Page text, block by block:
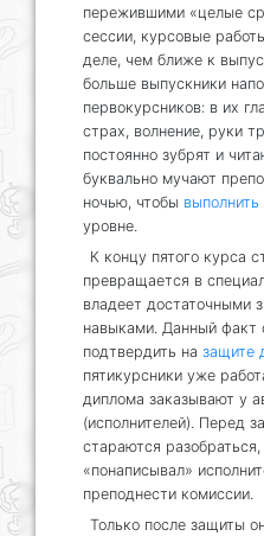
пережившими «целые
сессии, курсовые
деле, чем ближе к
больше выпускники
первокурсников: в их
страх, волнение, руки
постоянно зубрят и
буквально мучают
ночью, чтобы
уровне.
К концу пятого курса
превращается в
владеет достаточными
навыками. Данный факт
подтвердить на защите
пятикурсники уже
диплома заказывают у
(исполнителей). Перед
стараются
«понаписывал»
преподнести комиссии.
Только после защиты